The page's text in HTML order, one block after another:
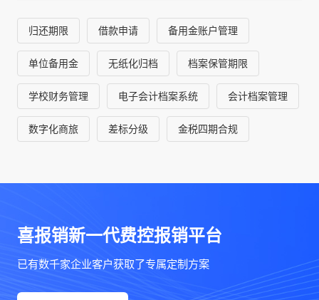
归还期限 借款申请 备用金账户管理
单位备用金 无纸化归档 档案保管期限
学校财务管理 电子会计档案系统 会计档案管理
数字化商旅 差标分级 金税四期合规
喜报销新一代费控报销平台
已有数千家企业客户获取了专属定制方案